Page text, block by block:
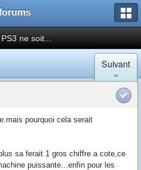
ne soit...
Suivant
»
pourquoi cela serait
sa ferait 1 gros chiffre a cote,ce
puissante...enfin pour les